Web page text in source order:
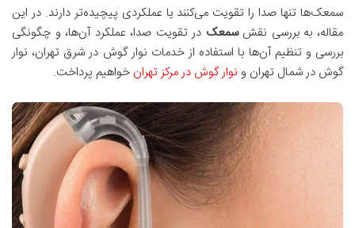
سمعک‌ها تنها صدا را تقویت می‌کنند یا عملکردی پیچیده‌تر دارند. در این
مقاله، به بررسی نقشسمعک در تقویت صدا، عملکرد آن‌ها، و چگونگی
بررسی و تنظیم آن‌ها با استفاده از خدمات نوار گوش در شرق تهران، نوار
گوش در شمال تهران و نوار گوش در مرکز تهران خواهیم پرداخت.